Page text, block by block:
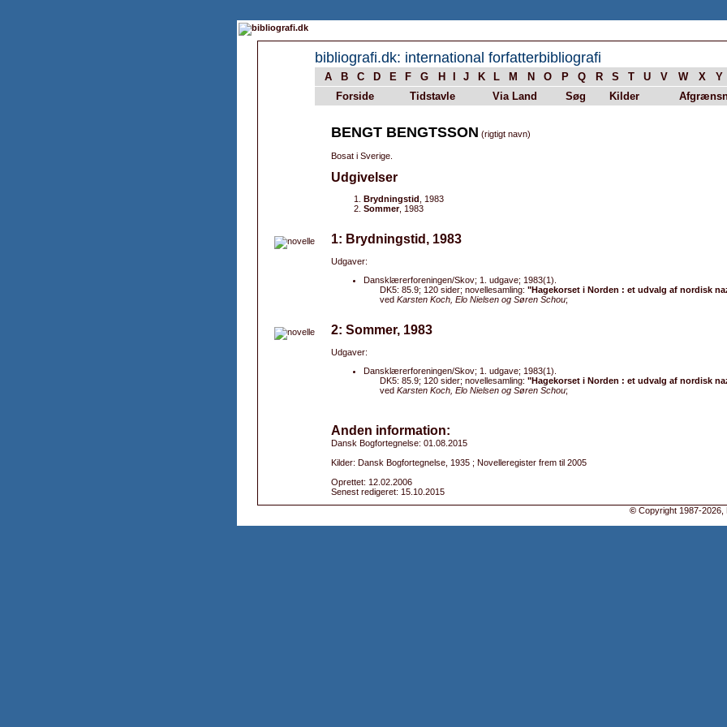
bibliografi.dk: international forfatterbibliografi
A B C D E F G H J K L M N O P Q R S T U V W X Y
Forside
Tidstavle Via Land Søg Kilder
BENGT BENGTSSON (rigtigt navn)
Bosat i Sverige.
Udgivelser
Brydningstid , 1983
Sommer, 1983
1: Brydningstid, 1983
Udgaver:
Dansklærerforeningen/Skov; 1. udgave; 1983(1).
DK5: 85.9; 120 sider; novellesamling: "Hagekorset i Norden : et udvalg af nordisk
ved Karsten Koch, Elo Nielsen og Søren Schou;
2: Sommer, 1983
Udgaver:
Dansklærerforeningen/Skov; 1. udgave; 1983(1).
DK5: 85.9; 120 sider; novellesamling: "Hagekorset i Norden : et udvalg af nordisk
ved Karsten Koch, Elo Nielsen og Søren Schou;
Anden information:
Dansk Bogfortegnelse: 01.08.2015
Kilder: Dansk Bogfortegnelse, 1935 ; Novelleregister frem til 2005
Oprettet: 12.02.2006
Senest redigeret: 15.10.2015
© Copyright 1987-